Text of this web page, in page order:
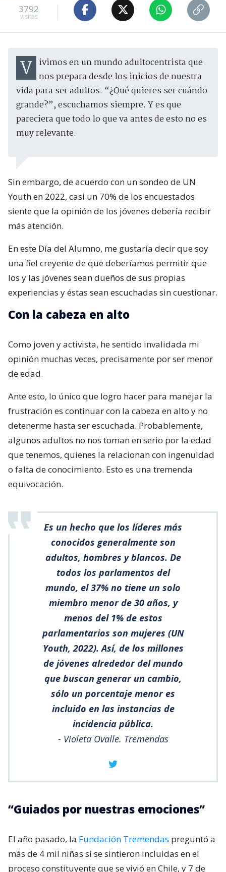
3792
visitas
Vivimos en un mundo adultocentrista que nos prepara desde los inicios de nuestra
vida para ser adultos. “¿Qué quieres ser cuándo
grande?”, escuchamos siempre. Y es que
pareciera que todo lo que va antes de esto no es
muy relevante.
Sin embargo, de acuerdo con un sondeo de UN
Youth en 2022, casi un 70% de los encuestados
siente que la opinión de los jóvenes debería recibir
más atención.
En este Día del Alumno, me gustaría decir que soy
una fiel creyente de que deberíamos permitir que
los y las jóvenes sean dueños de sus propias
experiencias y éstas sean escuchadas sin cuestionar.
Con la cabeza en alto
Como joven y activista, he sentido invalidada mi
opinión muchas veces, precisamente por ser menor
de edad.
Ante esto, lo único que logro hacer para manejar la
frustración es continuar con la cabeza en alto y no
detenerme hasta ser escuchada. Probablemente,
algunos adultos no nos toman en serio por la edad
que tenemos, quienes la relacionan con ingenuidad
o falta de conocimiento. Esto es una tremenda
equivocación.
Es un hecho que los líderes más
conocidos generalmente son
adultos, hombres y blancos. De
todos los parlamentos del
mundo, el 37% no tiene un solo
miembro menor de 30 años, y
menos del 1% de estos
parlamentarios son mujeres (UN
Youth, 2022). Así, de los millones
de jóvenes alrededor del mundo
que buscan generar un cambio,
sólo un porcentaje menor es
incluido en las instancias de
incidencia pública.
- Violeta Ovalle. Tremendas
“Guiados por nuestras emociones”
El año pasado, la Fundación Tremendas preguntó a
más de 4 mil niñas si se sintieron incluidas en el
proceso constituyente que se vivió en Chile, y 7 de